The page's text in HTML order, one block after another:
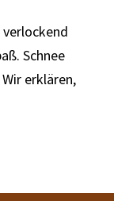
Schnee
erklären,